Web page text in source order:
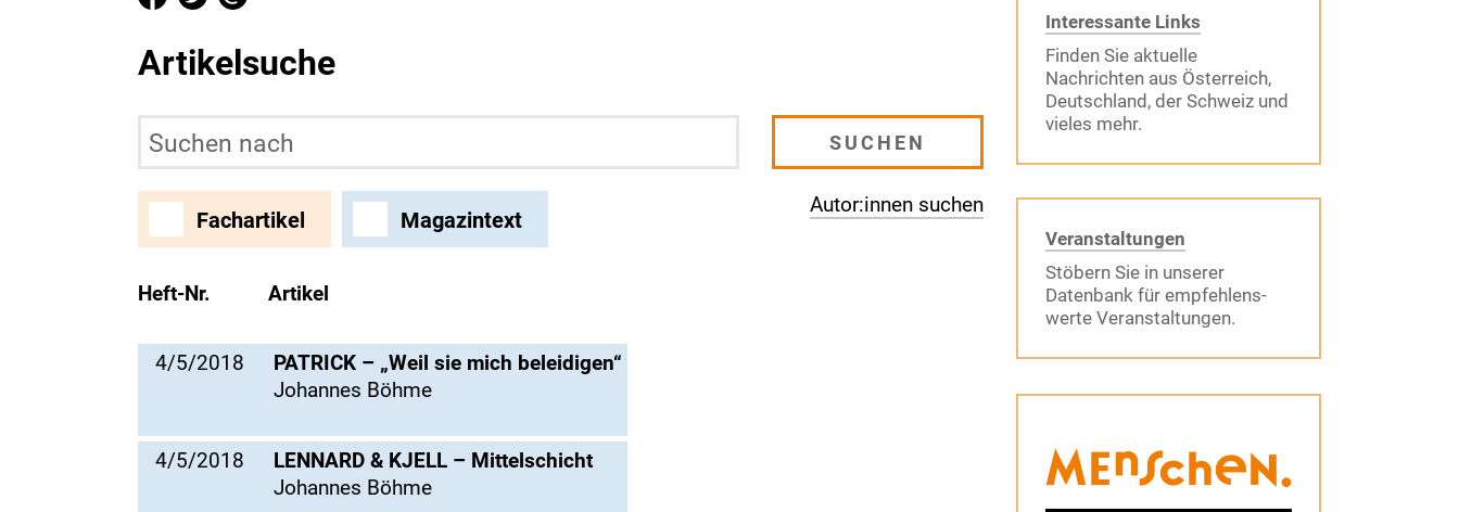
Artikelsuche
Fachartikel Magazintext
Autor:innen suchen
Heft-Nr. Artikel
4/5/2018
PATRICK – „Weil sie mich beleidigen“
Johannes Böhme
4/5/2018
LENNARD & KJELL – Mittelschicht
Johannes Böhme
Interessante Links
Finden Sie aktuelle
Nachrichten aus Österreich,
Deutschland, der Schweiz und
vieles mehr.
Veranstaltungen
Stöbern Sie in unserer
Datenbank für empfehlens-
werte Veranstaltungen.